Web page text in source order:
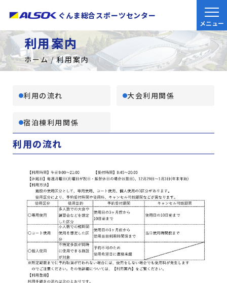
ぐんま総合スポーツセンター
利用案内
ホーム 利用案内
利用の流れ 大会利用関係
宿泊棟利用関係
利用の流れ